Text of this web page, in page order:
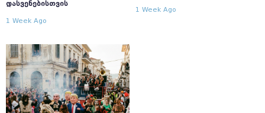
ᲓᲐᲡᲕᲔᲜᲔᲑᲘᲡᲗᲕᲘᲡ
1 Week Ago
1 Week Ago